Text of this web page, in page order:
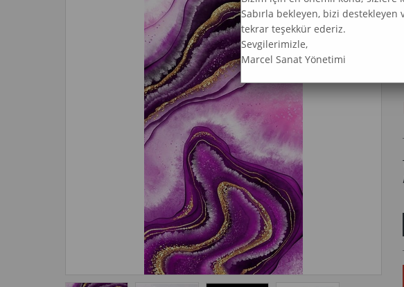
Sabırla bekleyen, bizi
tekrar teşekkür ederiz.
Sevgilerimizle,
Marcel Sanat Yönetimi